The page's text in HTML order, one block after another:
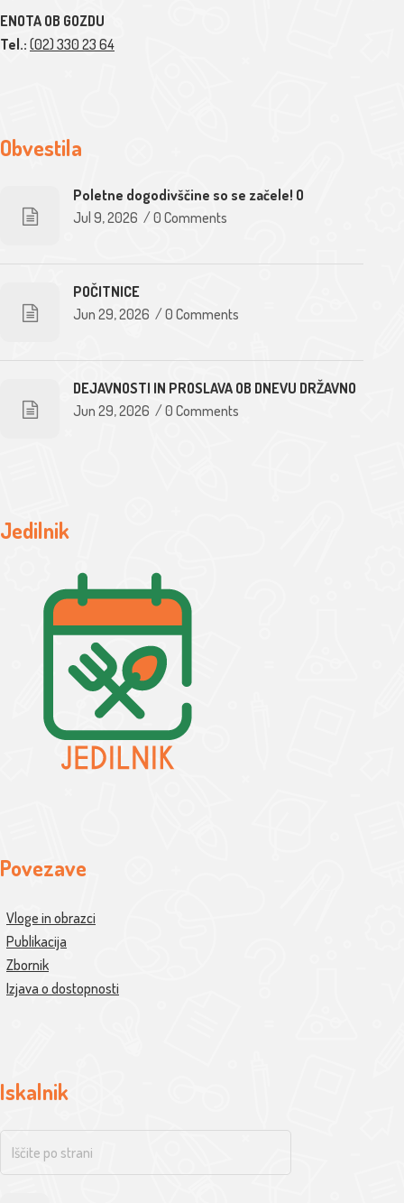
ENOTA OB GOZDU
Tel.: (02) 330 23 64
Obvestila
Poletne dogodivščine so se začele! O
Jul 9, 2026 /0 Comments
POČITNICE
Jun 29, 2026 /0 Comments
DEJAVNOSTI IN PROSLAVA OB DNEVU DRŽAVNO
Jun 29, 2026 /0 Comments
Jedilnik
Povezave
Vloge in obrazci
Publikacija
Zbornik
Izjava o dostopnosti
Iskalnik